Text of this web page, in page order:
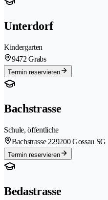
Unterdorf
Kindergarten
9472 Grabs
Termin reservieren
Bachstrasse
Schule, öffentliche
Bachstrasse 229200 Gossau SG
Termin reservieren
Bedastrasse